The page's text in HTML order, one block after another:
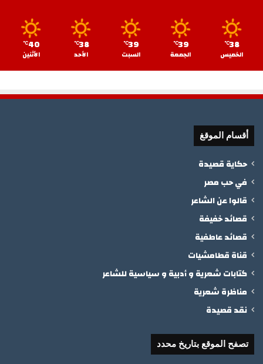
38
℃
الخميس
39
℃
الجمعة
39
℃
السبت
38
℃
الأحد
40
℃
الأثنين
أقسام الموقغ
حكاية قصيدة
في حب مصر
قالوا عن الشاعر
قصائد خفيفة
قصائد عاطفية
قناة قطامشيات
كتابات شعرية و أدبية و سياسية للشاعر
مناظرة شعرية
نقد قصيدة
تصفح الموقع بتاريخ محدد